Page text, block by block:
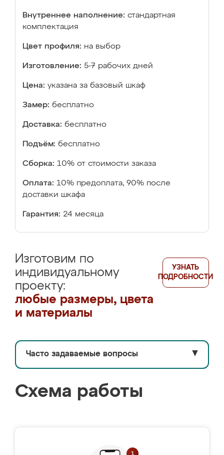
Внутреннее наполнение: стандартная
комплектация
Цвет профиля: на выбор
Изготовление: 5-7 рабочих дней
Цена: указана за базовый шкаф
Замер: бесплатно
Доставка: бесплатно
Подъём: бесплатно
Сборка: 10% от стоимости заказа
Оплата: 10% предоплата, 90% после
доставки шкафа
Гарантия: 24 месяца
Изготовим по
индивидуальному
проекту:
любые размеры, цвета
и материалы
УЗНАТЬ
ПОДРОБНОСТИ
Часто задаваемые вопросы ▼
Схема работы